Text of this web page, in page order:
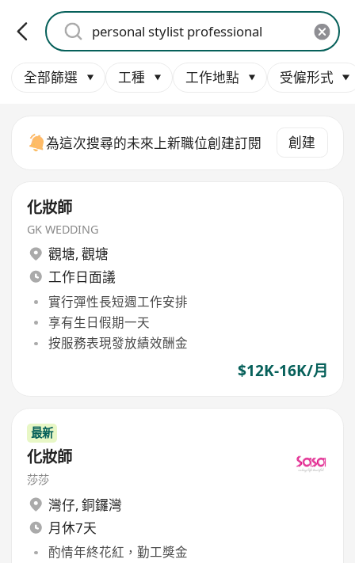
全部篩選 工種 工作地點 受僱形式
為這次搜尋的未來上新職位創建訂閱 創建
化妝師
GK WEDDING
觀塘, 觀塘
工作日面議
實行彈性長短週工作安排
享有生日假期一天
按服務表現發放績效酬金
$12K-16K/月
最新
化妝師
莎莎
灣仔, 銅鑼灣
月休7天
酌情年終花紅，勤工獎金